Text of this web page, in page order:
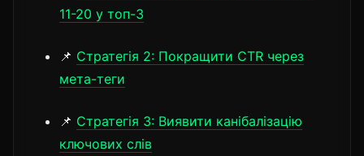
11-20 у топ-3
📌 Стратегія 2: Покращити CTR через
мета-теги
📌 Стратегія 3: Виявити канібалізацію
ключових слів